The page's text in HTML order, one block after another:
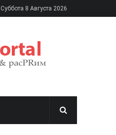
Суббота 8 Августа 2026